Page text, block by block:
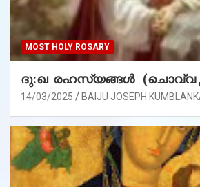
MOST HOLY ROSARY
ദു:ഖ രഹസ്യങ്ങൾ (ചൊവ്വ
14/03/2025 BAIJU JOSEPH